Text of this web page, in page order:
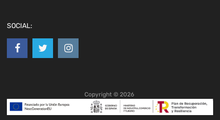
SOCIAL:
Copyright © 2026